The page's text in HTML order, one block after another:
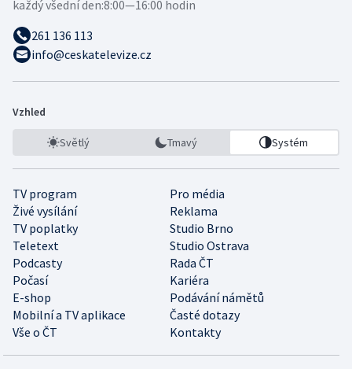
každý všední den:8:00—16:00 hodin
261 136 113
info@ceskatelevize.cz
Vzhled
Světlý Tmavý Systém
TV program
Pro média
Živé vysílání
Reklama
TV poplatky
Studio Brno
Teletext
Studio Ostrava
Podcasty
Rada ČT
Počasí
Kariéra
E-shop
Podávání námětů
Mobilní a TV aplikace
Časté dotazy
Vše o ČT
Kontakty